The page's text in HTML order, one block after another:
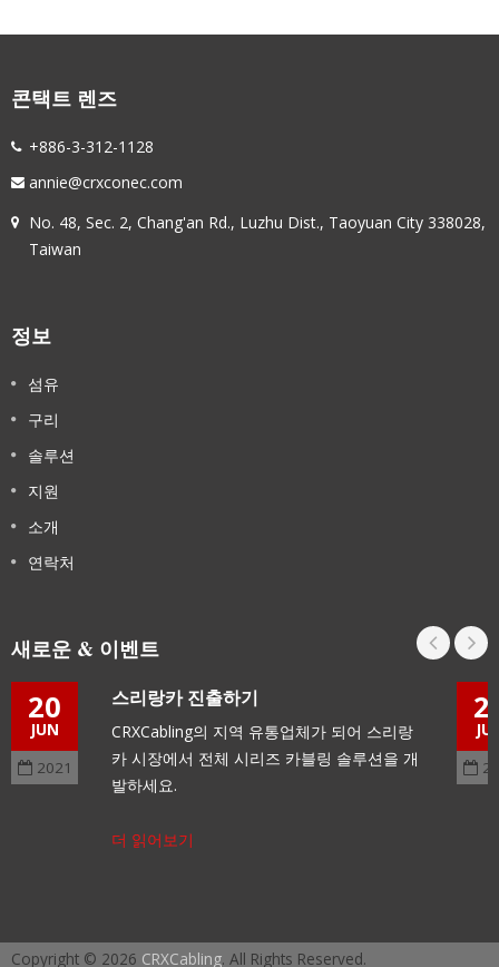
콘택트 렌즈
+886-3-312-1128
annie@crxconec.com
No. 48, Sec. 2, Chang'an Rd., Luzhu Dist., Taoyuan City 338028,
Taiwan
정보
섬유
구리
솔루션
지원
소개
연락처
새로운 & 이벤트
20
JUN
2021
스리랑카 진출하기
CRXCabling의 지역 유통업체가 되어 스리랑
카 시장에서 전체 시리즈 카블링 솔루션을 개
발하세요.
더 읽어보기
Copyright © 2026 CRXCabling. All Rights Reserved.